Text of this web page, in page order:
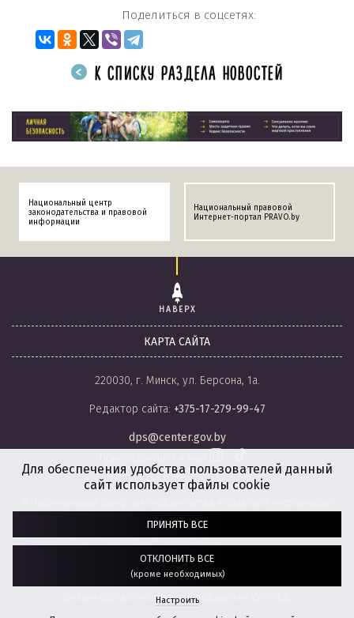
Поделиться в соцсетях:
К СПИСКУ РАЗДЕЛА НОВОСТЕЙ
Национальный центр
законодательства и правовой
информации
Национальный правовой
Интернет-портал PRAVO.by
НАВЕРХ
КАРТА САЙТА
220030, г. Минск, ул. Берсона, 1а.
Редактор сайта: +375-17-279-99-47
dps@center.gov.by
Республики Беларусь, 2008-2026.
Разработка сайта: агентство
“ГЕНШТАБ”
Дизайн сайта обновлен при поддержке ЮНИСЕФ.
Для обеспечения удобства пользователей данный
сайт использует файлы cookie
ПРИНЯТЬ ВСЕ
ОТКЛОНИТЬ ВСЕ
(кроме необходимых)
Настроить